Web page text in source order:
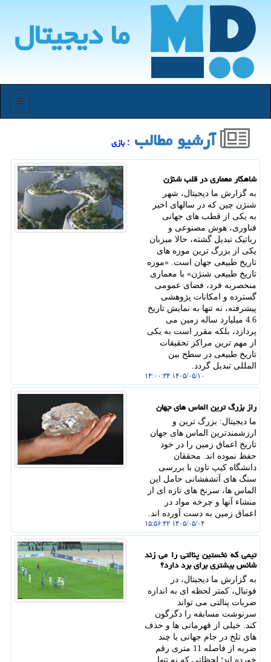
ما دیجیتال
منو
آرشیو مطالب : بازی
شاهکار معماری در قلب شنژن
به گزارش ما دیجیتال، شهر
شنژن چین که در سالهای اخیر
به یکی از قطب های جهانی
فناوری، هوش مصنوعی و
رباتیک تبدیل گشته، حالا میزبان
یکی از بزرگ ترین موزه های
تاریخ طبیعی جهان است. «موزه
تاریخ طبیعی شنژن» با معماری
منحصربه فرد، فضای عمومی
گسترده و امکانات پژوهشی
پیشرفته، نه تنها به نمایش تاریخ
4.6 میلیارد ساله زمین می
پردازد، بلکه مقرر است به یکی
از مهم ترین مراکز تحقیقات
تاریخ طبیعی در سطح بین
المللی تبدیل گردد.
۱۴۰۵/۰۵/۱۰ ۱۴:۰۰:۳۴
راز بزرگ ترین الماس های جهان
ما دیجیتال: بزرگ ترین و
ارزشمندترین الماس های جهان
تاریخ اعماق زمین را در خود
حفظ نموده اند. محققان
دانشگاه کیپ تاون با بررسی
سنگ های آتشفشانی حامل این
الماس ها، سرنخ های تازه ای از
منشاء آنها و چرخه مواد در
اعماق زمین به دست آورده اند.
۱۴۰۵/۰۵/۰۴ ۱۵:۵۶:۴۲
تیمی که نخستین پنالتی را می زند
شانس بیشتری برای برد دارد؟
به گزارش ما دیجیتال، در
فوتبال، کمتر لحظه ای به اندازه
ضربات پنالتی می تواند
سرنوشت مسابقه را دگرگون
کند. خیلی از قهرمانی ها و حذف
های تلخ در جام جهانی با چند
ضربه از فاصله 11 متری رقم
خورده اند؛ لحظاتی که نه تنها